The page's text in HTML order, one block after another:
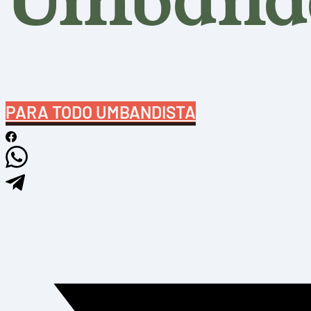
PARA TODO UMBANDISTA